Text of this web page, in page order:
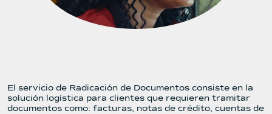
El servicio de Radicación de Documentos consiste en la
solución logística para clientes que requieren tramitar
documentos como: facturas, notas de crédito, cuentas de